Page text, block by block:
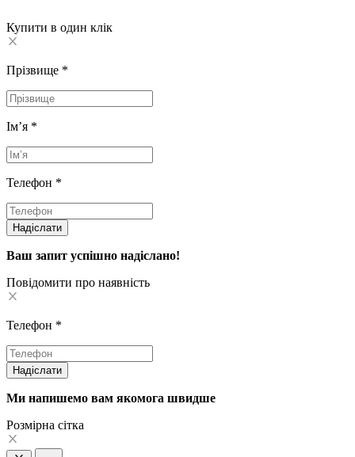
Купити в один клік
Прізвище *
Імʼя *
Телефон *
Надіслати
Ваш запит успішно надіслано!
Повідомити про наявність
Телефон *
Надіслати
Ми напишемо вам якомога швидше
Pозмірна сітка